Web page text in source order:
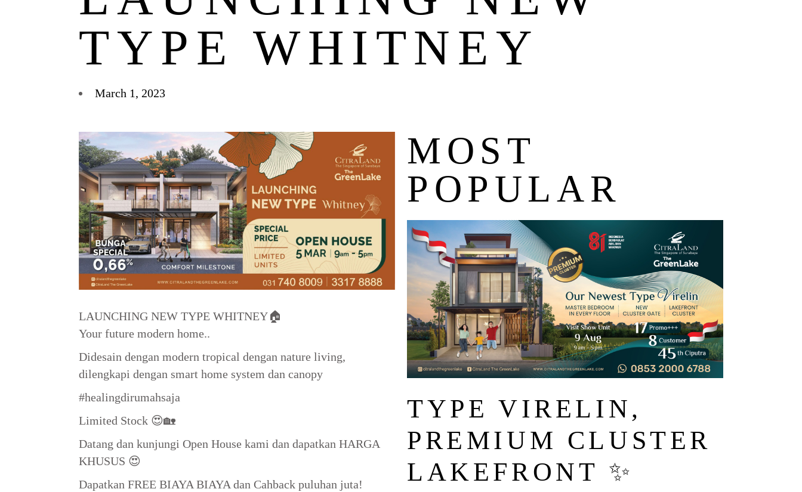
TYPE WHITNEY
March 1, 2023
LAUNCHING NEW TYPE WHITNEY🏠
Your future modern home..
Didesain dengan modern tropical dengan nature living,
dilengkapi dengan smart home system dan canopy
#healingdirumahsaja
Limited Stock 😍🏡
Datang dan kunjungi Open House kami dan dapatkan HARGA
KHUSUS 😍
Dapatkan FREE BIAYA BIAYA dan Cahback puluhan juta!
MOST
POPULAR
TYPE VIRELIN,
PREMIUM CLUSTER
LAKEFRONT ✨